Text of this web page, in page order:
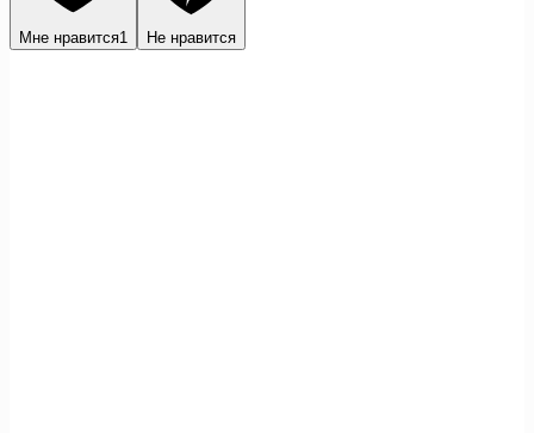
Мне нравится1 Не нравится